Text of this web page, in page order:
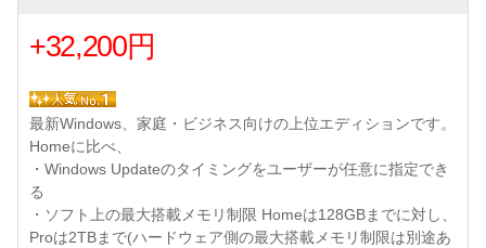
+32,200円
最新Windows、家庭・ビジネス向けの上位エディションです。
Homeに比べ、
・Windows Updateのタイミングをユーザーが任意に指定でき
る
・ソフト上の最大搭載メモリ制限 Homeは128GBまでに対し、
Proは2TBまで(ハードウェア側の最大搭載メモリ制限は別途あ